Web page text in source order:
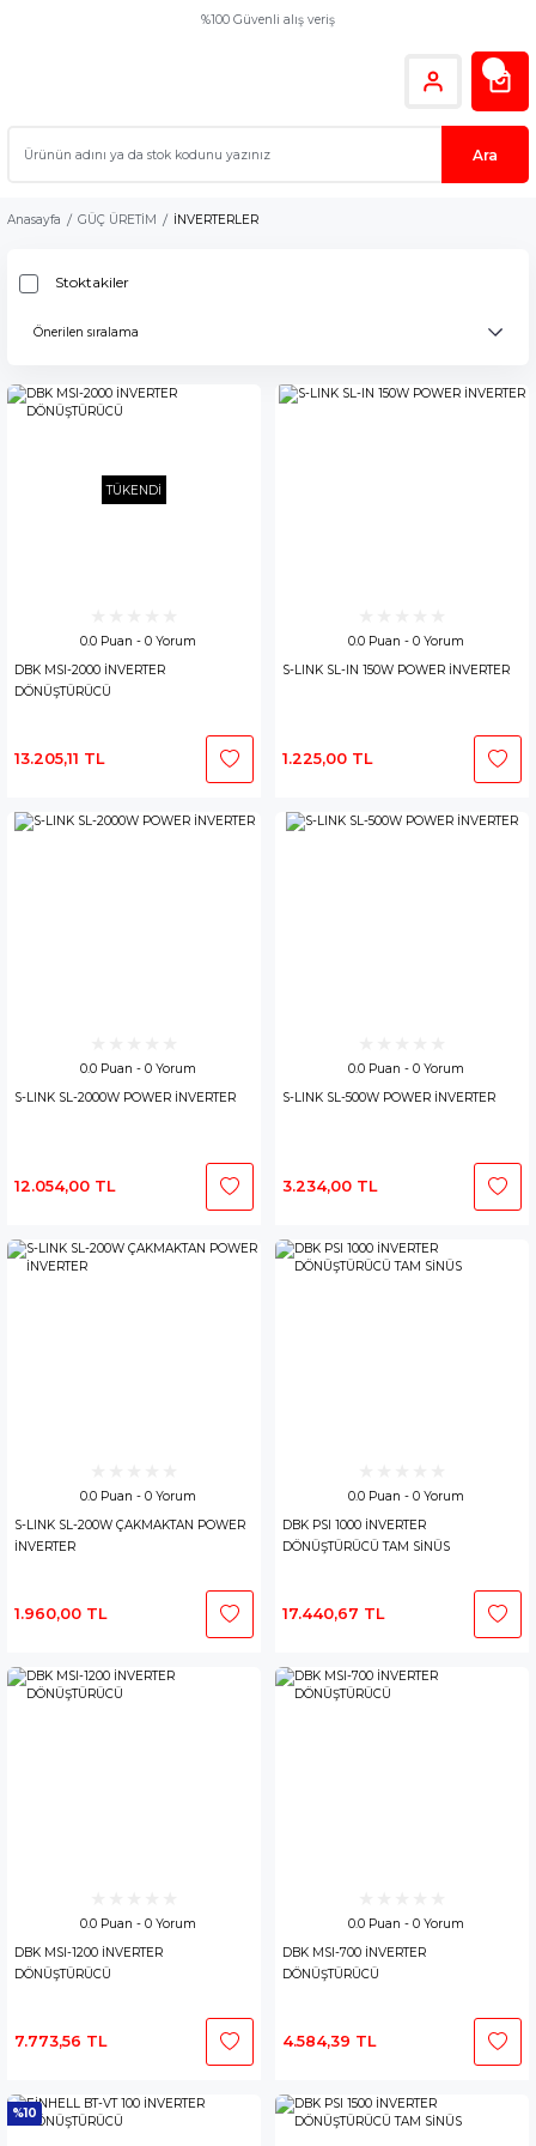
%100 Güvenli alış veriş
Ara
Anasayfa GÜÇ ÜRETİM İNVERTERLER
Stoktakiler
TÜKENDİ
0.0 Puan - 0 Yorum
DBK MSI-2000 İNVERTER
DÖNÜŞTÜRÜCÜ
13.205,11 TL
0.0 Puan - 0 Yorum
S-LINK SL-IN 150W POWER İNVERTER
1.225,00 TL
0.0 Puan - 0 Yorum
S-LINK SL-2000W POWER İNVERTER
12.054,00 TL
0.0 Puan - 0 Yorum
S-LINK SL-500W POWER İNVERTER
3.234,00 TL
0.0 Puan - 0 Yorum
S-LINK SL-200W ÇAKMAKTAN POWER
İNVERTER
1.960,00 TL
0.0 Puan - 0 Yorum
DBK PSI 1000 İNVERTER
DÖNÜŞTÜRÜCÜ TAM SİNÜS
17.440,67 TL
0.0 Puan - 0 Yorum
DBK MSI-1200 İNVERTER
DÖNÜŞTÜRÜCÜ
7.773,56 TL
0.0 Puan - 0 Yorum
DBK MSI-700 İNVERTER
DÖNÜŞTÜRÜCÜ
4.584,39 TL
%10